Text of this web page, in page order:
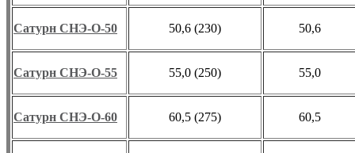
Сатурн СНЭ-О-50 50,6 (230) 50,6
Сатурн СНЭ-О-55 55,0 (250) 55,0
Сатурн СНЭ-О-60 60,5 (275) 60,5